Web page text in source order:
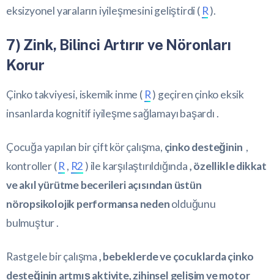
eksizyonel yaraların iyileşmesini geliştirdi ( R).
7) Zink, Bilinci Artırır ve Nöronları
Korur
Çinko takviyesi, iskemik inme ( R) geçiren çinko eksik
insanlarda kognitif iyileşme sağlamayı başardı .
Çocuğa yapılan bir çift kör çalışma, çinko desteğinin ,
kontroller (R , R2 ) ile karşılaştırıldığında, özellikle dikkat
ve akıl yürütme becerileri açısından üstün
nöropsikolojik performansa nedenolduğunu
bulmuştur .
Rastgele bir çalışma, bebeklerde ve çocuklarda çinko
desteğinin artmış aktivite, zihinsel gelişim ve motor